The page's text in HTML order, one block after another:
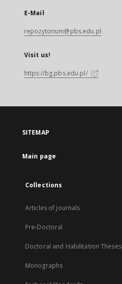
E-Mail
repozytorium@pbs.edu.pl
Visit us!
https://bg.pbs.edu.pl/
SITEMAP
Main page
Collections
Articles of journals
Pre-Doctoral
Doctoral and Habilitation Theses
Monographs